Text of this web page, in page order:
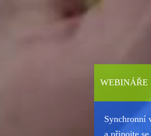
WEBINÁŘE
Synchronní
a připojte se